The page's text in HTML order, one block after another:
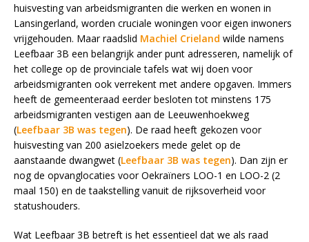
huisvesting van arbeidsmigranten die werken en wonen in
Lansingerland, worden cruciale woningen voor eigen inwoners
vrijgehouden. Maar raadslid Machiel Crieland wilde namens
Leefbaar 3B een belangrijk ander punt adresseren, namelijk of
het college op de provinciale tafels wat wij doen voor
arbeidsmigranten ook verrekent met andere opgaven. Immers
heeft de gemeenteraad eerder besloten tot minstens 175
arbeidsmigranten vestigen aan de Leeuwenhoekweg
(Leefbaar 3B was tegen). De raad heeft gekozen voor
huisvesting van 200 asielzoekers mede gelet op de
aanstaande dwangwet (Leefbaar 3B was tegen). Dan zijn er
nog de opvanglocaties voor Oekraïners LOO-1 en LOO-2 (2
maal 150) en de taakstelling vanuit de rijksoverheid voor
statushouders.
Wat Leefbaar 3B betreft is het essentieel dat we als raad